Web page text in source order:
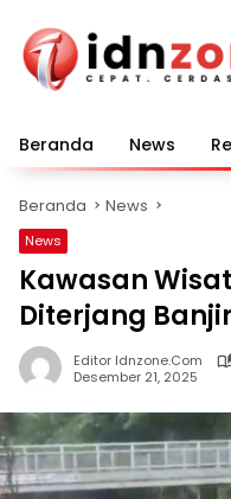
konten
Beranda News
Beranda News
News
Kawasan
Diterjang
Editor Idnzone.com
Desember 21, 2025